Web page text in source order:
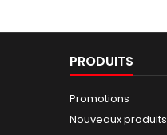
PRODUITS
Promotions
Nouveaux produits